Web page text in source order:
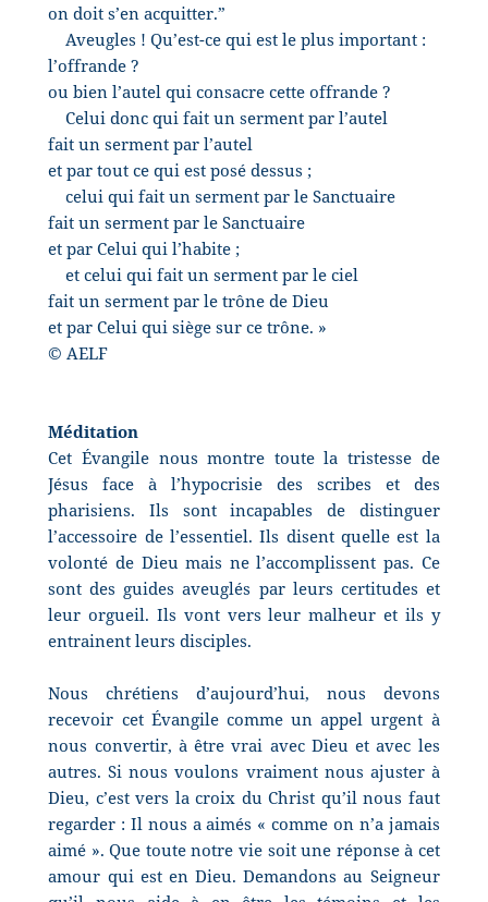
on doit s’en acquitter.”
Aveugles ! Qu’est-ce qui est le plus important :
l’offrande ?
ou bien l’autel qui consacre cette offrande ?
Celui donc qui fait un serment par l’autel
fait un serment par l’autel
et par tout ce qui est posé dessus ;
celui qui fait un serment par le Sanctuaire
fait un serment par le Sanctuaire
et par Celui qui l’habite ;
et celui qui fait un serment par le ciel
fait un serment par le trône de Dieu
et par Celui qui siège sur ce trône. »
© AELF
Méditation
Cet Évangile nous montre toute la tristesse de
Jésus face à l’hypocrisie des scribes et des
pharisiens. Ils sont incapables de distinguer
l’accessoire de l’essentiel. Ils disent quelle est la
volonté de Dieu mais ne l’accomplissent pas. Ce
sont des guides aveuglés par leurs certitudes et
leur orgueil. Ils vont vers leur malheur et ils y
entrainent leurs disciples.
Nous chrétiens d’aujourd’hui, nous devons
recevoir cet Évangile comme un appel urgent à
nous convertir, à être vrai avec Dieu et avec les
autres. Si nous voulons vraiment nous ajuster à
Dieu, c’est vers la croix du Christ qu’il nous faut
regarder : Il nous a aimés « comme on n’a jamais
aimé ». Que toute notre vie soit une réponse à cet
amour qui est en Dieu. Demandons au Seigneur